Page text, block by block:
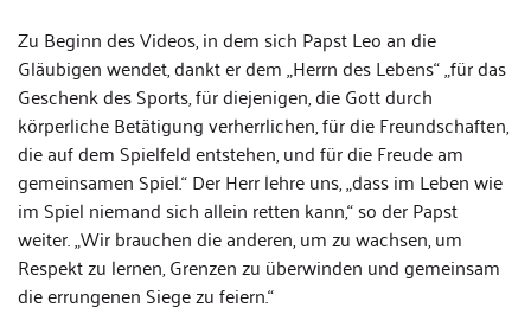
Zu Beginn des Videos, in dem sich Papst Leo an die
Gläubigen wendet, dankt er dem „Herrn des Lebens“ „für das
Geschenk des Sports, für diejenigen, die Gott durch
körperliche Betätigung verherrlichen, für die Freundschaften,
die auf dem Spielfeld entstehen, und für die Freude am
gemeinsamen Spiel.“ Der Herr lehre uns, „dass im Leben wie
im Spiel niemand sich allein retten kann,“ so der Papst
weiter. „Wir brauchen die anderen, um zu wachsen, um
Respekt zu lernen, Grenzen zu überwinden und gemeinsam
die errungenen Siege zu feiern.“